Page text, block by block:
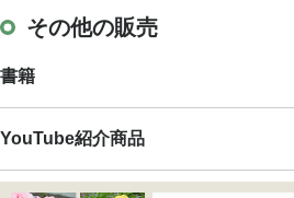
その他の販売
書籍
YouTube紹介商品